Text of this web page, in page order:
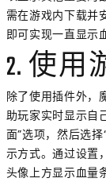
需在游戏内下载并
即可实现一直显示
2. 使用
除了使用插件外，
助玩家实时显示自
面”选项，然后选
示方式。通过设置
头像上方显示血量